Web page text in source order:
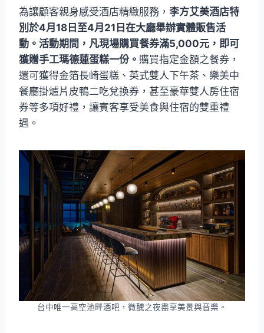
為讓顧客親身感受酒店精緻服務， 李方艾美酒店特
別於4月18日至4月21日在大廳舉辦實體販售活
動。活動期間，凡現場購買餐券滿5,000元，即可
獲贈手工瑪德蓮蛋糕一份。 購買指定金額之餐券，
還可獲得金箔長崎蛋糕、英式雙人下午茶、樂美中
餐廳掛爐片皮鴨二吃兌換券，甚至豪華雙人房住宿
券等多項好禮，讓賓客享受美食與住宿的雙重禮
遇。
台中唯一高空池畔酒吧，微醺之夜盡享美景與音樂。